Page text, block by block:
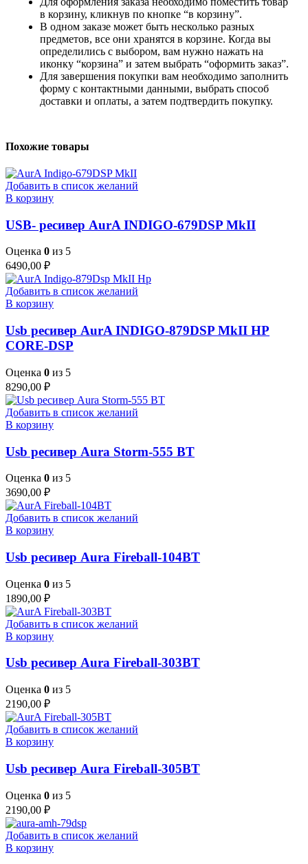
в корзину, кликнув по кнопке “в корзину”.
В одном заказе может быть несколько разных
предметов, все они хранятся в корзине. Когда вы
определились с выбором, вам нужно нажать на
иконку “корзина” и затем выбрать “оформить заказ”.
Для завершения покупки вам необходимо заполнить
форму с контактными данными, выбрать способ
доставки и оплаты, а затем подтвердить покупку.
Похожие товары
Добавить в список желаний
В корзину
USB- ресивер AurA INDIGO-679DSP MkII
Оценка 0 из 5
6490,00 ₽
Добавить в список желаний
В корзину
Usb ресивер AurA INDIGO-879DSP MkII HP
CORE-DSP
Оценка 0 из 5
8290,00 ₽
Добавить в список желаний
В корзину
Usb ресивер Aura Storm-555 BT
Оценка 0 из 5
3690,00 ₽
Добавить в список желаний
В корзину
Usb ресивер Aura Fireball-104BT
Оценка 0 из 5
1890,00 ₽
Добавить в список желаний
В корзину
Usb ресивер Aura Fireball-303BT
Оценка 0 из 5
2190,00 ₽
Добавить в список желаний
В корзину
Usb ресивер Aura Fireball-305BT
Оценка 0 из 5
2190,00 ₽
Добавить в список желаний
В корзину